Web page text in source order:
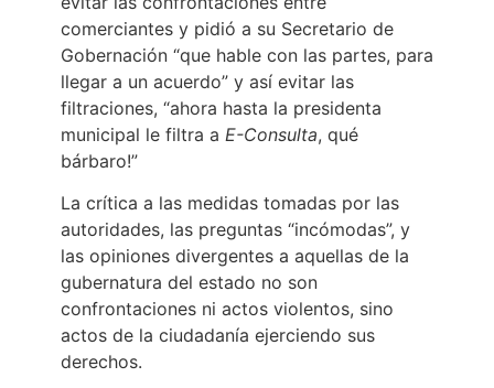
comerciantes y pidió a su Secretario de
Gobernación “que hable con las partes, para
llegar a un acuerdo” y así evitar las
filtraciones, “ahora hasta la presidenta
municipal le filtra a E-Consulta, qué
bárbaro!”
La crítica a las medidas tomadas por las
autoridades, las preguntas “incómodas”, y
las opiniones divergentes a aquellas de la
gubernatura del estado no son
confrontaciones ni actos violentos, sino
actos de la ciudadanía ejerciendo sus
derechos.